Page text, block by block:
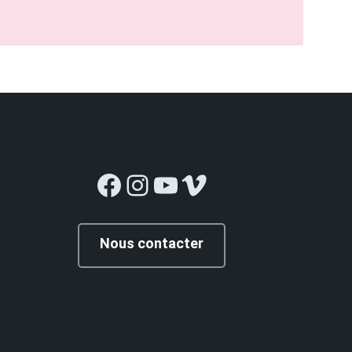
Facebook
Instagram
YouTube
Vimeo
Nous contacter